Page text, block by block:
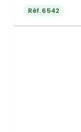
Réf.6542